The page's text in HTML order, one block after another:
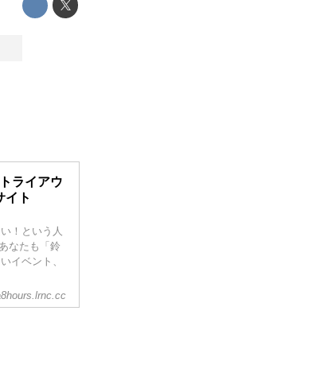
ライアウ
イト
！という人
なたも「鈴
イベント、